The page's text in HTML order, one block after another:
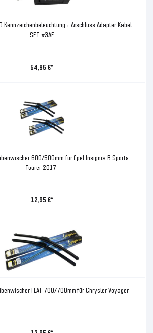
Kennzeichenbeleuchtung + Anschluss Adapter Kabel
SET #3AF
54,95 €*
600/500mm für Opel Insignia B Sports
Tourer 2017-
12,95 €*
FLAT 700/700mm für Chrysler Voyager